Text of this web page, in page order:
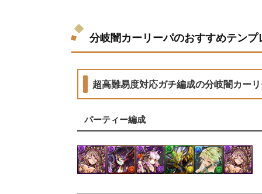
分岐闇カーリーパのおすすめテンプ
超高難易度対応ガチ編成の分岐闇カー
パーティー編成